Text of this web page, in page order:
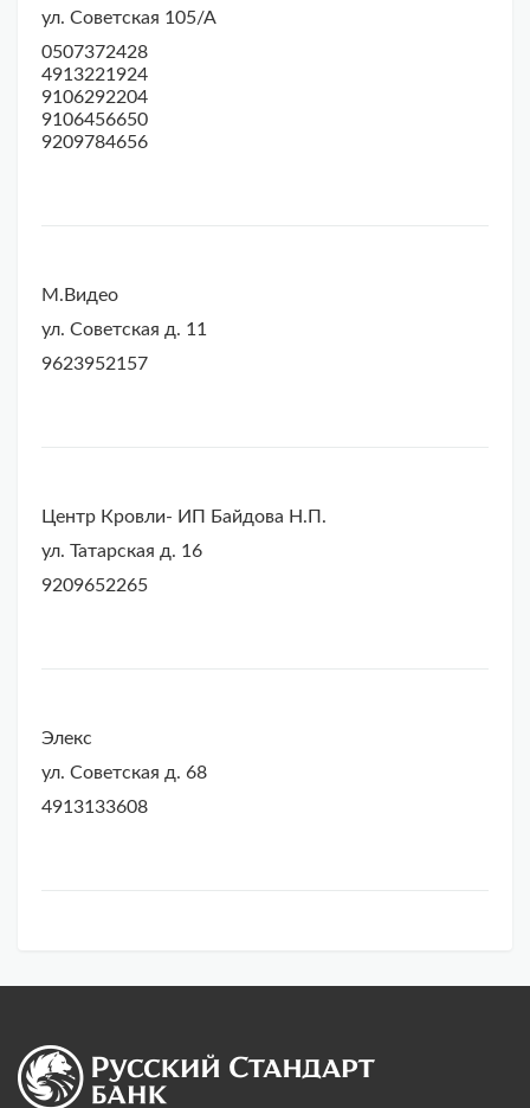
ул. Советская 105/А
0507372428
4913221924
9106292204
9106456650
9209784656
М.Видео
ул. Советская д. 11
9623952157
Центр Кровли- ИП Байдова Н.П.
ул. Татарская д. 16
9209652265
Элекс
ул. Советская д. 68
4913133608